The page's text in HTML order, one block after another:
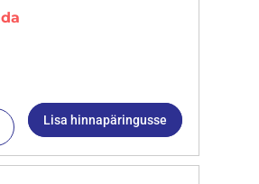
Lisa hinnapäringusse